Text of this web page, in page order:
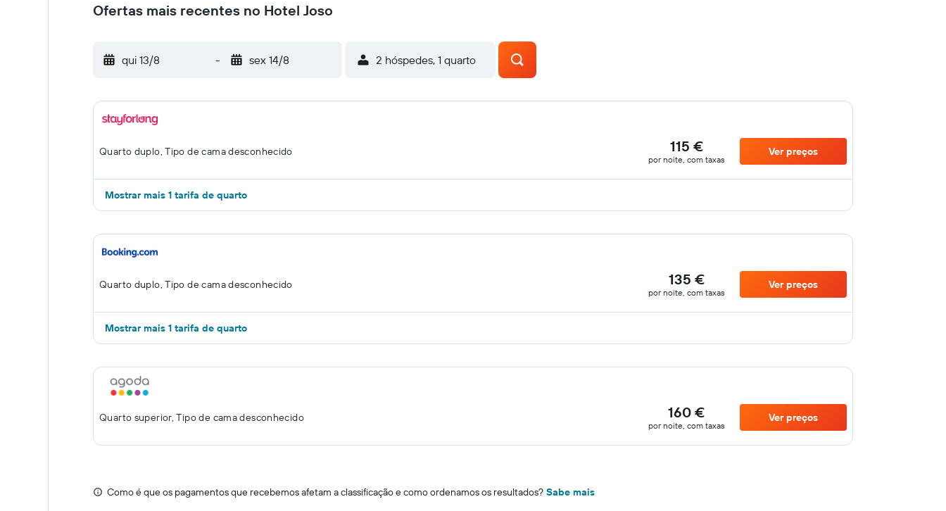
Ofertas mais recentes no Hotel Joso
qui 13/8 - sex 14/8 2 hóspedes, 1 quarto
Quarto duplo, Tipo de cama desconhecido 115 €
por noite, com taxas
Ver preços
Mostrar mais 1 tarifa de quarto
Quarto duplo, Tipo de cama desconhecido 135 €
por noite, com taxas
Ver preços
Mostrar mais 1 tarifa de quarto
Quarto superior, Tipo de cama desconhecido 160 €
por noite, com taxas
Ver preços
Como é que os pagamentos que recebemos afetam a classificação e como ordenamos os resultados? Sabe mais